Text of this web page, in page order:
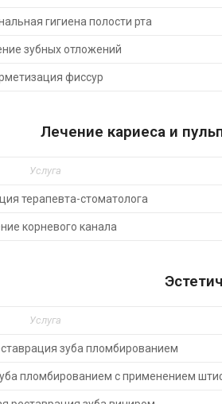
гигиена полости рта
зубных отложений
фиссур
Лечение кариеса и
Услуга
терапевта-стоматолога
корневого канала
Услуга
зуба пломбированием
пломбированием с применением